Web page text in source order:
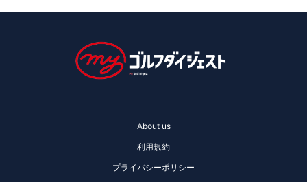
About us
利用規約
プライバシーポリシー